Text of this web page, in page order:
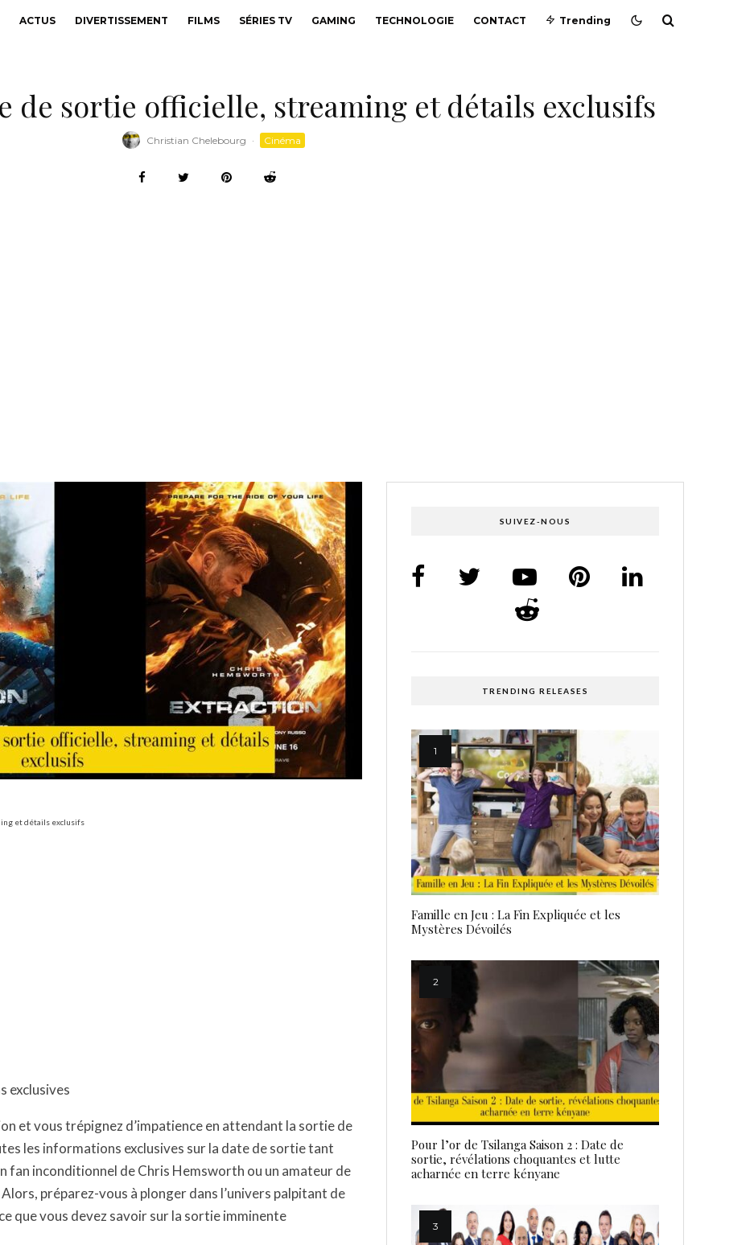
ACTUS DIVERTISSEMENT FILMS SÉRIES TV GAMING TECHNOLOGIE CONTACT Trending
de sortie officielle, streaming et détails exclusifs
Christian Chelebourg · Cinéma
et détails exclusifs
exclusives
et vous trépignez d’impatience en attendant la sortie de
les informations exclusives sur la date de sortie tant
fan inconditionnel de Chris Hemsworth ou un amateur de
préparez-vous à plonger dans l’univers palpitant de
que vous devez savoir sur la sortie imminente
SUIVEZ-NOUS
TRENDING RELEASES
Famille en Jeu : La Fin Expliquée et les
Mystères Dévoilés
Pour l’or de Tsilanga Saison 2 : Date de
sortie, révélations choquantes et lutte
acharnée en terre kényane